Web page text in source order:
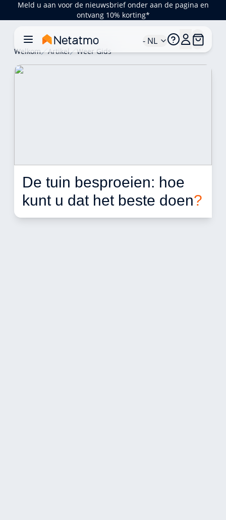
Meld u aan voor de nieuwsbrief onder aan de pagina en
ontvang 10% korting*
- NL
Welkom Artikel Weer Gids
De tuin besproeien: hoe
kunt u dat het beste doen?